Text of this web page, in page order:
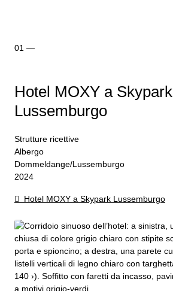
Hotel MOXY a Skypark
Lussemburgo
Strutture ricettive
Albergo
Dommeldange/Lussemburgo
2024
Hotel MOXY a Skypark Lussemburgo